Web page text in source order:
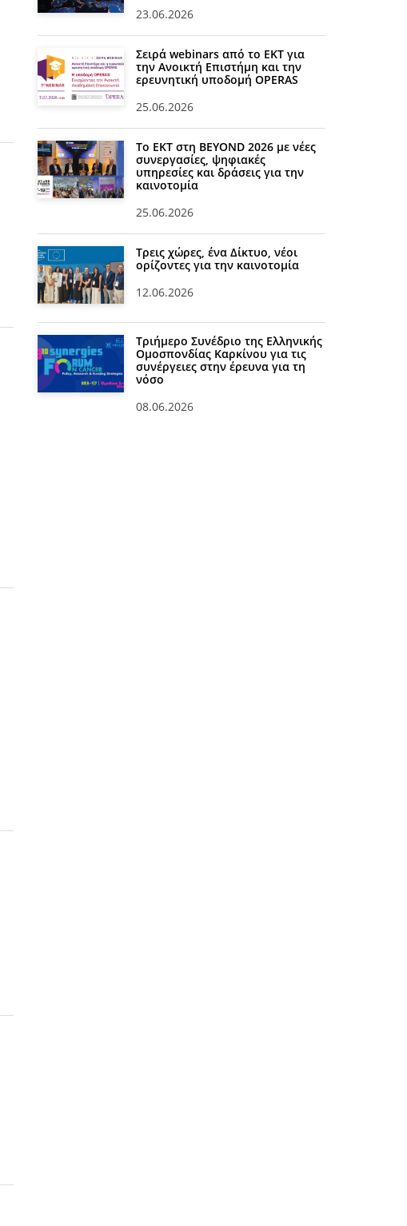
23.06.2026
Σειρά webinars από το ΕΚΤ για
την Ανοικτή Επιστήμη και την
ερευνητική υποδομή OPERAS
25.06.2026
Το ΕΚΤ στη BEYOND 2026 με νέες
συνεργασίες, ψηφιακές
υπηρεσίες και δράσεις για την
καινοτομία
25.06.2026
Τρεις χώρες, ένα Δίκτυο, νέοι
ορίζοντες για την καινοτομία
12.06.2026
Τριήμερο Συνέδριο της Ελληνικής
Ομοσπονδίας Καρκίνου για τις
συνέργειες στην έρευνα για τη
νόσο
08.06.2026